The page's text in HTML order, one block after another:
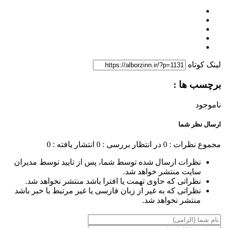
لینک کوتاه
برچسب ها :
ناموجود
ارسال نظر شما
مجموع نظرات : 0 در انتظار بررسی : 0 انتشار یافته : 0
نظرات ارسال شده توسط شما، پس از تایید توسط مدیران
سایت منتشر خواهد شد.
نظراتی که حاوی تهمت یا افترا باشد منتشر نخواهد شد.
نظراتی که به غیر از زبان فارسی یا غیر مرتبط با خبر باشد
منتشر نخواهد شد.